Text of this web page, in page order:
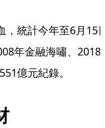
，統計今年至6月15
年金融海嘯、2018
億元紀錄。